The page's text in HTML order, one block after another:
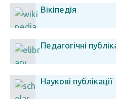
Вікіпедія
Педагогічні
Наукові публікації